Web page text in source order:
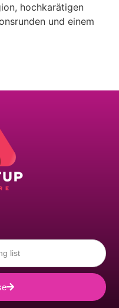
hochkarätigen
und einem